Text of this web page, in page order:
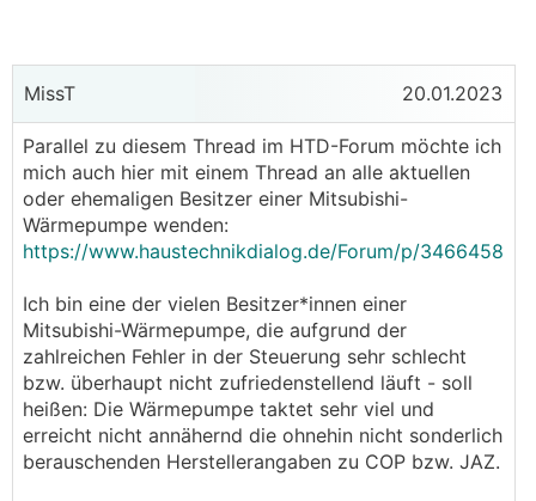
MissT 20.01.2023
Parallel zu diesem Thread im HTD-Forum möchte ich
mich auch hier mit einem Thread an alle aktuellen
oder ehemaligen Besitzer einer Mitsubishi-
Wärmepumpe wenden:
https://www.haustechnikdialog.de/Forum/p/3466458
Ich bin eine der vielen Besitzer*innen einer
Mitsubishi-Wärmepumpe, die aufgrund der
zahlreichen Fehler in der Steuerung sehr schlecht
bzw. überhaupt nicht zufriedenstellend läuft - soll
heißen: Die Wärmepumpe taktet sehr viel und
erreicht nicht annähernd die ohnehin nicht sonderlich
berauschenden Herstellerangaben zu COP bzw. JAZ.